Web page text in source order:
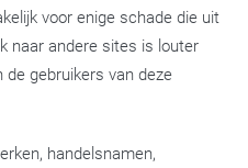
voor enige schade die uit
naar andere sites is louter
gebruikers van deze
handelsnamen,